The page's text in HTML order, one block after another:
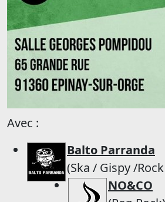
Avec :
Balto Parranda
(Ska / Gispy /
NO&CO